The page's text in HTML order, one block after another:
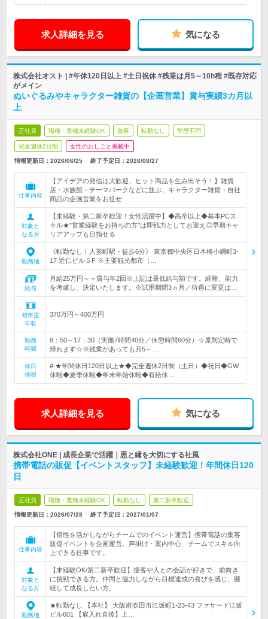
求人詳細を見る 気になる
株式会社オスト | #年休120日以上 #土日祝休 #残業は月5～10h程 #既存対応
がメイン
ぬいぐるみやキャラクター雑貨の【企画営業】賞与実績3カ月以
上
正社員 職種・業種未経験OK 急募 転勤なし 学歴不問
完全週休2日制 女性のおしごと掲載中
情報更新日：2026/06/25 終了予定日： 2026/08/27
仕事内容
【アイデアの発信は大歓迎、ヒット商品を生み出そう！】雑貨
店・水族館・テーマパークなどに並ぶ、キャラクター雑貨・自社
商品の企画営業をお任せ
対象と
なる方
【未経験・第二新卒歓迎！女性活躍中】◆高卒以上◆基本PCス
キル★"営業経験をお持ちの方"は即戦力としてお迎え◎早期キャ
リアアップも目指せる
勤務地
《転勤なし！人形町駅・徒歩6分》 東京都中央区日本橋小綱町3-
17 近仁ビル５F ※主要観光都市（…
給与
月給25万円～＋賞与年2回※上記は最低給与額です。経験、能力
を考慮し、決定いたします。※試用期間3ヵ月／待遇に変更は…
初年度
年収
370万円～400万円
勤務
時間
8：50～17：30（実働7時間40分／休憩時間60分）☆原則定時で
帰れます☆※残業があっても月5～…
休日
休暇
# ★年間休日120日以上★◆完全週休2日制（土日）◆祝日◆GW
休暇◆夏季休暇◆年末年始休暇◆有給休…
求人詳細を見る 気になる
株式会社ONE | 成長企業で活躍｜恩と縁を大切にする社風
携帯電話の販促【イベントスタッフ】未経験歓迎！年間休日120
日
正社員 職種・業種未経験OK 転勤なし 第二新卒歓迎
情報更新日：2026/07/28 終了予定日： 2027/01/07
仕事内容
【個性を活かしながらチームでのイベント運営】携帯電話の集客
販促イベントを企画運営。声掛け・案内中心、チームでスキル向
上できる仕事です。
対象と
なる方
【未経験OK/第二新卒歓迎】接客や人との会話が好きで、前向き
に挑戦できる方。仲間と協力しながら目標達成の喜びを感じ、継
続して成長したい方。
勤務地
★転勤なし 【本社】 大阪府吹田市江坂町1-23-43 ファサード江坂
ビル601 【雇入れ直後】上…